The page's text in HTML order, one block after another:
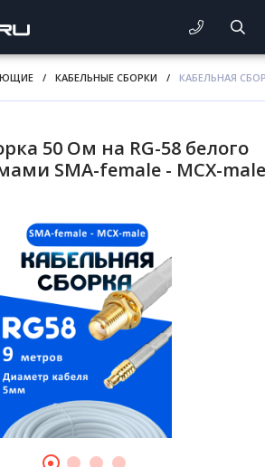
/ КАБЕЛЬНЫЕ СБОРКИ / КАБЕЛЬНАЯ
50 Ом на RG-58 белого
SMA-female - MCX-